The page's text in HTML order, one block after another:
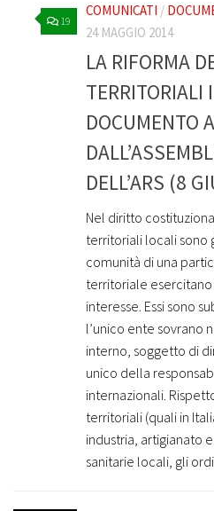
19
COMUNICATI /
24 MAGGIO 2014
LA RIFORMA
TERRITORIALI
DOCUMENTO
DELL’ARS (8
Nel diritto
territoriali locali sono
comunità di una
territoriale
interesse. Essi sono
l’unico ente sovrano
interno, soggetto di
unico della
internazionali.
territoriali (quali in
industria, artigianato
sanitarie locali, gli